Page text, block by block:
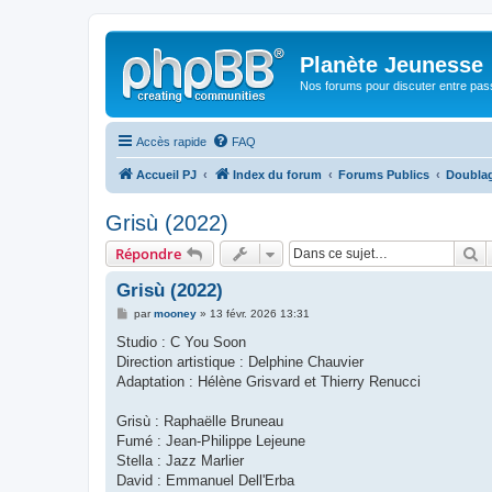
Planète Jeunesse
Nos forums pour discuter entre
Accès rapide FAQ
Accueil PJ Index du forum Forums Publics
Grisù (2022)
Répondre
Grisù (2022)
M
s
a
g
parmooney» 13 févr. 2026 13:31
Studio : C You Soon
Direction artistique : Delphine Chauvier
Adaptation : Hélène Grisvard et Thierry Renucci
Grisù : Raphaëlle Bruneau
Fumé : Jean-Philippe Lejeune
Stella : Jazz Marlier
David : Emmanuel Dell'Erba